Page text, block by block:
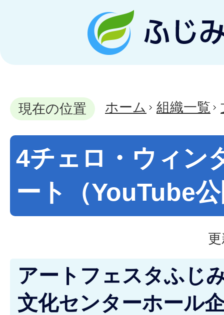
現在の位置 ホーム 組織一覧
4チェロ・ウィン
ート（YouTube
アートフェスタふじ
文化センターホール